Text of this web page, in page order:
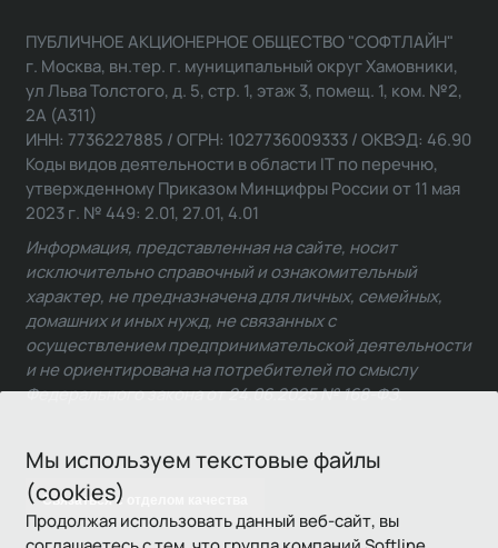
Мы используем текстовые файлы
(cookies)
Продолжая использовать данный веб-сайт, вы
Связаться с отделом качества
ПУБЛИЧНОЕ АКЦИОНЕРНОЕ ОБЩЕСТВО "СОФТЛАЙН"
г. Москва, вн.тер. г. муниципальный округ Хамовники,
ул Льва Толстого, д. 5, стр. 1, этаж 3, помещ. 1, ком. №2,
2А (А311)
ИНН: 7736227885 / ОГРН: 1027736009333 / ОКВЭД: 46.90
Коды видов деятельности в области IT по перечню,
утвержденному Приказом Минцифры России от 11 мая
2023 г. № 449: 2.01, 27.01, 4.01
Информация, представленная на сайте, носит
исключительно справочный и ознакомительный
характер, не предназначена для личных, семейных,
домашних и иных нужд, не связанных с
осуществлением предпринимательской деятельности
и не ориентирована на потребителей по смыслу
Федерального закона от 24.06.2025 № 168-ФЗ.